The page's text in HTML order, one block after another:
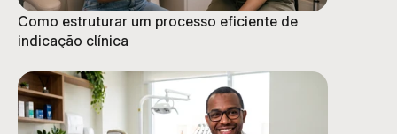
Como estruturar um processo eficiente de
indicação clínica